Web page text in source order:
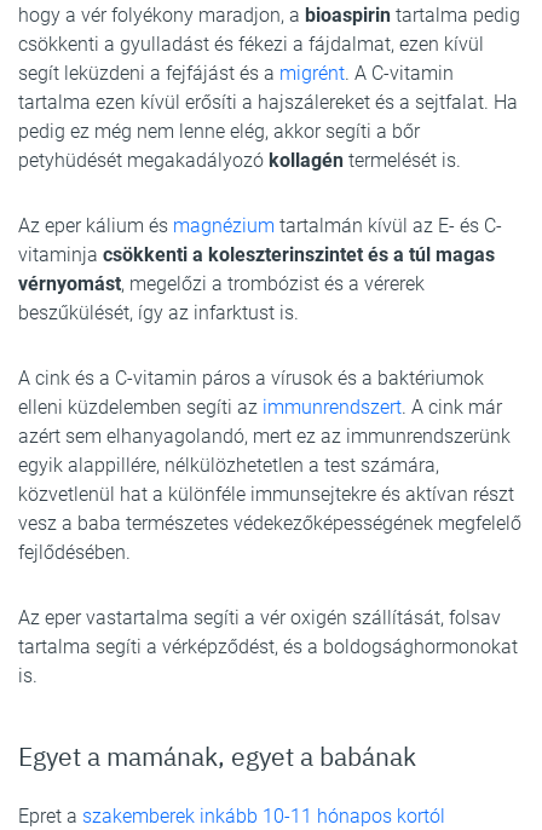
hogy a vér folyékony maradjon, a bioaspirin tartalma pedig
csökkenti a gyulladást és fékezi a fájdalmat, ezen kívül
segít leküzdeni a fejfájást és a migrént. A C-vitamin
tartalma ezen kívül erősíti a hajszálereket és a sejtfalat. Ha
pedig ez még nem lenne elég, akkor segíti a bőr
petyhüdését megakadályozó kollagén termelését is.
Az eper kálium és magnézium tartalmán kívül az E- és C-
vitaminja csökkenti a koleszterinszintet és a túl magas
vérnyomást, megelőzi a trombózist és a vérerek
beszűkülését, így az infarktust is.
A cink és a C-vitamin páros a vírusok és a baktériumok
elleni küzdelemben segíti az immunrendszert. A cink már
azért sem elhanyagolandó, mert ez az immunrendszerünk
egyik alappillére, nélkülözhetetlen a test számára,
közvetlenül hat a különféle immunsejtekre és aktívan részt
vesz a baba természetes védekezőképességének megfelelő
fejlődésében.
Az eper vastartalma segíti a vér oxigén szállítását, folsav
tartalma segíti a vérképződést, és a boldogsághormonokat
is.
Egyet a mamának, egyet a babának
Epret a szakemberek inkább 10-11 hónapos kortól